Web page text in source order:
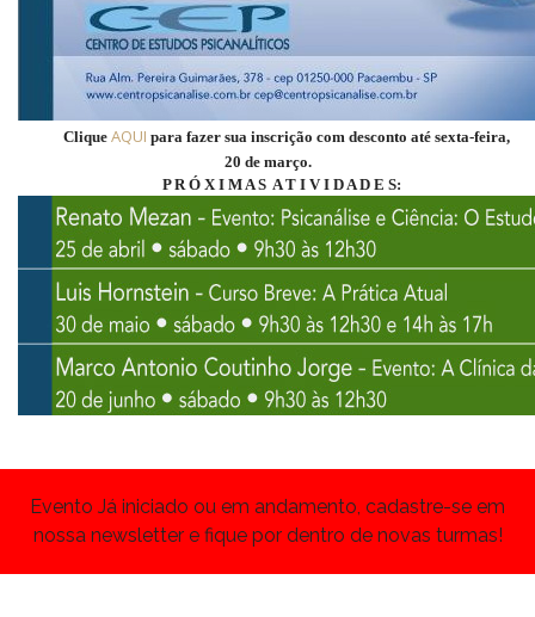
Clique AQUI para fazer sua inscrição com desconto até sexta-feira,
20 de março.
P R Ó X I M A S A T I V I D A D E S:
Evento Já iniciado ou em andamento, cadastre-se em
nossa newsletter e fique por dentro de novas turmas!